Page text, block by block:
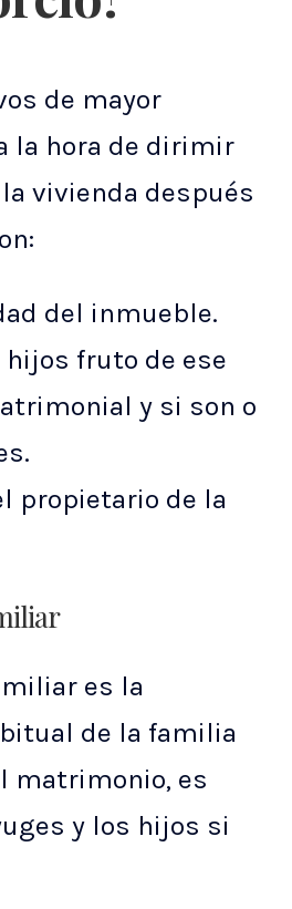
de mayor
la hora de dirimir
vivienda después
del inmueble.
fruto de ese
y si son o
propietario de la
es la
de la familia
matrimonio, es
y los hijos si